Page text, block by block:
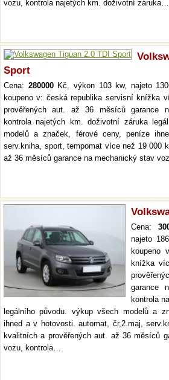
vozu, kontrola najetých km. doživotní záruka…
Sport
Cena: 280000Kč, výkon 103 kw, najeto
koupeno v: česká republika servisní knížka
prověřených aut. až 36 měsíců garance
kontrola najetých km. doživotní záruka
modelů a značek, férové ceny, peníze
serv.kniha, sport, tempomat více než 19 000
až 36 měsíců garance na mechanický stav
Cena:
najeto
koupeno
knížka
garance
kontrola
legálního původu. výkup všech modelů a
ihned a v hotovosti. automat, čr,2.maj,
kvalitních a prověřených aut. až 36 měsíců
vozu, kontrola…